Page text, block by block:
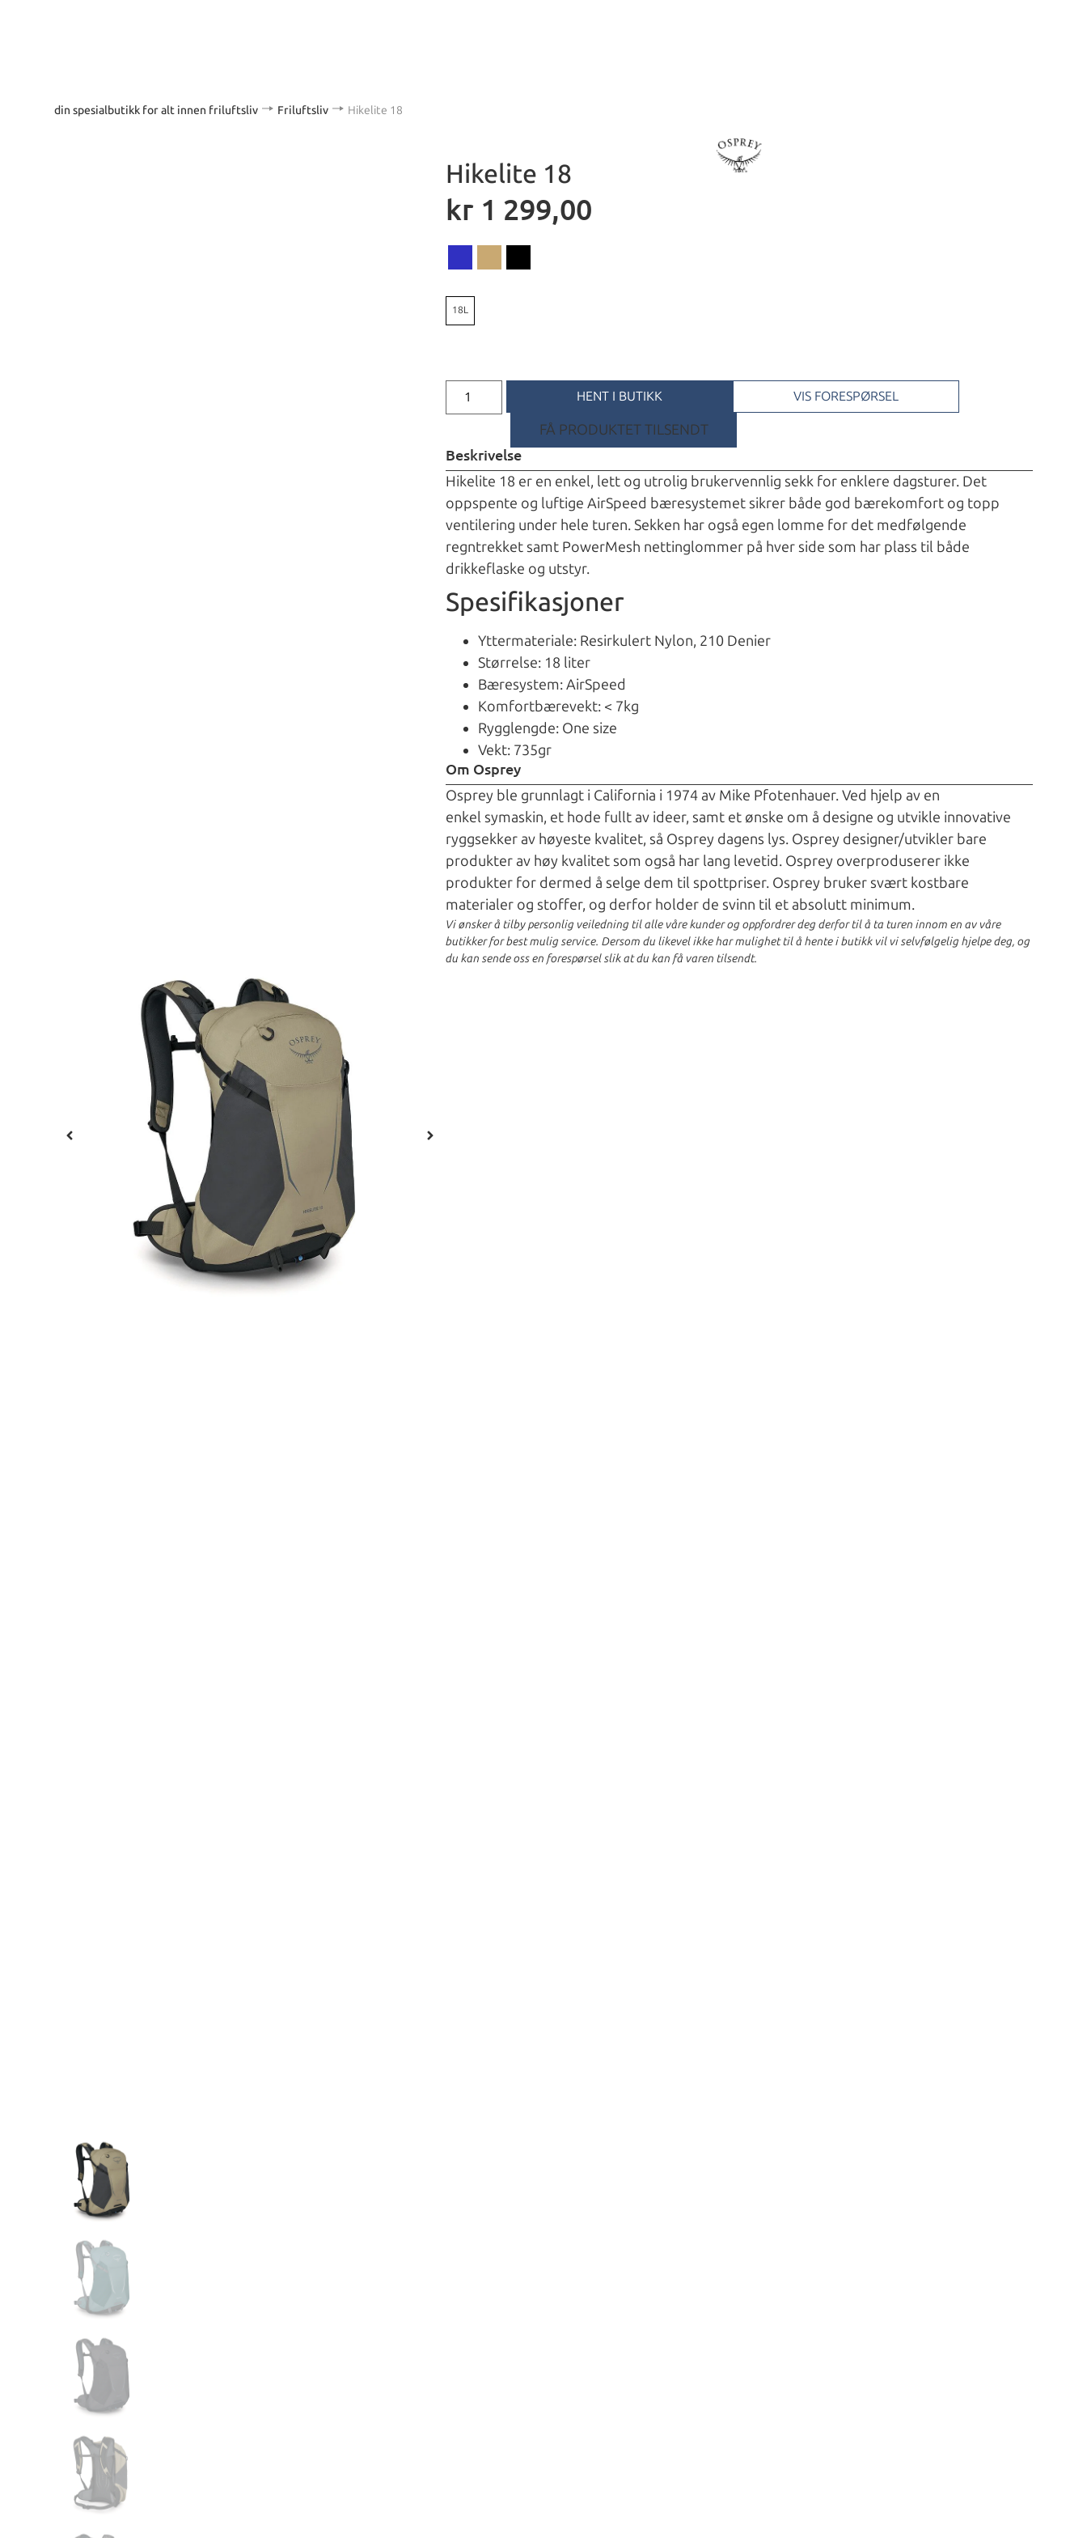
din spesialbutikk for alt innen friluftsliv Friluftsliv Hikelite 18
Hikelite 18
kr 1 299,00
18L
HENT I BUTIKK VIS FORESPØRSEL
FÅ PRODUKTET TILSENDT
Beskrivelse
Hikelite 18 er en enkel, lett og utrolig brukervennlig sekk for enklere dagsturer. Det
oppspente og luftige AirSpeed bæresystemet sikrer både god bærekomfort og topp
ventilering under hele turen. Sekken har også egen lomme for det medfølgende
regntrekket samt PowerMesh nettinglommer på hver side som har plass til både
drikkeflaske og utstyr.
Spesifikasjoner
Yttermateriale: Resirkulert Nylon, 210 Denier
Størrelse: 18 liter
Bæresystem: AirSpeed
Komfortbærevekt: < 7kg
Rygglengde: One size
Vekt: 735gr
Om Osprey
Osprey ble grunnlagt i California i 1974 av Mike Pfotenhauer. Ved hjelp av en
enkel symaskin, et hode fullt av ideer, samt et ønske om å designe og utvikle innovative
ryggsekker av høyeste kvalitet, så Osprey dagens lys. Osprey designer/utvikler bare
produkter av høy kvalitet som også har lang levetid. Osprey overproduserer ikke
produkter for dermed å selge dem til spottpriser. Osprey bruker svært kostbare
materialer og stoffer, og derfor holder de svinn til et absolutt minimum.
Vi ønsker å tilby personlig veiledning til alle våre kunder og oppfordrer deg derfor til å ta turen innom en av våre
butikker for best mulig service. Dersom du likevel ikke har mulighet til å hente i butikk vil vi selvfølgelig hjelpe deg, og
du kan sende oss en forespørsel slik at du kan få varen tilsendt.